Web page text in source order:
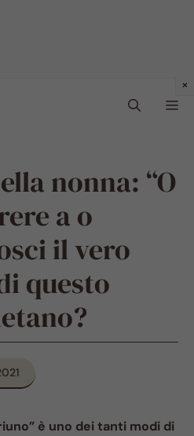
nonna: “O
a o
il vero
questo
è uno dei tanti modi di